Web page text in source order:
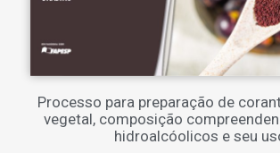
Processo para preparação de
vegetal, composição
hidroalcóolicos e seu